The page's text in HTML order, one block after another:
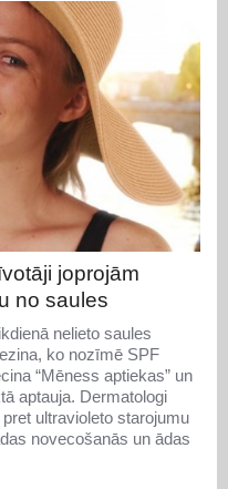
joprojām
no saules
nelieto saules
ko nozīmē SPF
“Mēness aptiekas” un
aptauja. Dermatologi
ultravioleto starojumu
novecošanās un ādas